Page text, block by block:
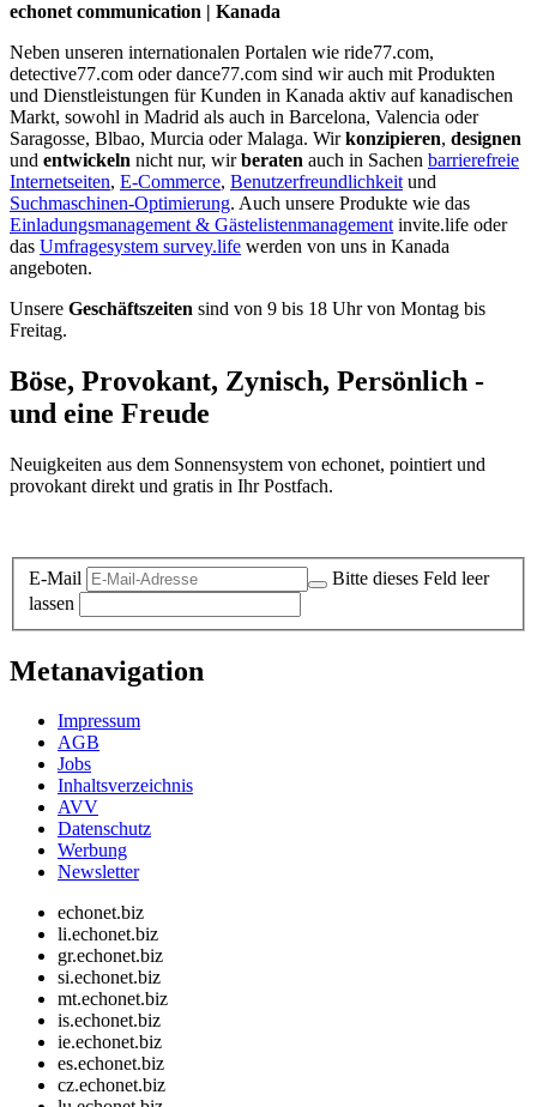
echonet communication | Kanada
Neben unseren internationalen Portalen wie ride77.com,
detective77.com oder dance77.com sind wir auch mit Produkten
und Dienstleistungen für Kunden in Kanada aktiv auf kanadischen
Markt, sowohl in Madrid als auch in Barcelona, Valencia oder
Saragosse, Blbao, Murcia oder Malaga. Wirkonzipieren, designen
und entwickeln nicht nur, wirberaten auch in Sachen barrierefreie
Internetseiten, E-Commerce, Benutzerfreundlichkeit und
Suchmaschinen-Optimierung. Auch unsere Produkte wie das
Einladungsmanagement & Gästelistenmanagement invite.life oder
das Umfragesystem survey.life werden von uns in Kanada
angeboten.
Unsere Geschäftszeiten sind von 9 bis 18 Uhr von Montag bis
Freitag.
Böse, Provokant, Zynisch, Persönlich -
und eine Freude
Neuigkeiten aus dem Sonnensystem von echonet, pointiert und
provokant direkt und gratis in Ihr Postfach.
E-Mail
Bitte dieses Feld leer
lassen
Metanavigation
Impressum
AGB
Jobs
Inhaltsverzeichnis
AVV
Datenschutz
Werbung
Newsletter
echonet.biz
li.echonet.biz
gr.echonet.biz
si.echonet.biz
mt.echonet.biz
is.echonet.biz
ie.echonet.biz
es.echonet.biz
cz.echonet.biz